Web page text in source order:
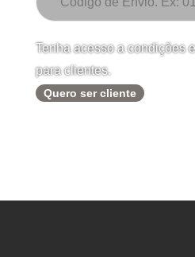
Tenha acesso a condições
para clientes.
Quero ser cliente